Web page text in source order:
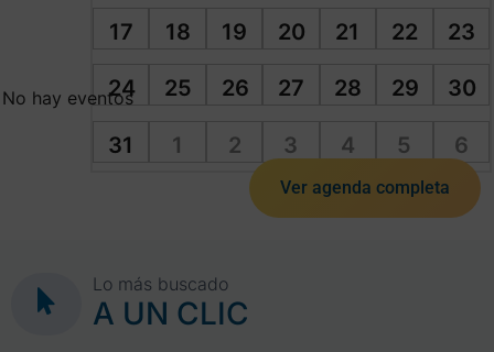
17 18 19 20 21 22 23
24 25 26 27 28 29 30
31 1 2 3 4 5 6
No hay eventos
Ver agenda completa
Lo más buscado
A UN CLIC